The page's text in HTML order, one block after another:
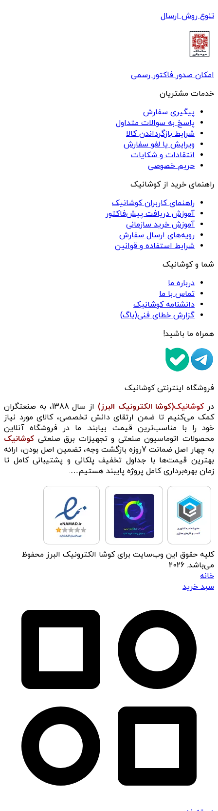
تنوع روش ارسال
امکان صدور فاکتور رسمی
خدمات مشتریان
پیگیری سفارش
پاسخ به سوالات متداول
شرایط بازگرداندن کالا
ویرایش یا لغو سفارش
انتقادات و شکایات
حریم خصوصی
راهنمای خرید از کوشانیک
راهنمای کاربران کوشانیک
آموزش دریافت پیش‌فاکتور
آموزش خرید سازمانی
رویه‌های ارسال سفارش
شرایط استفاده و قوانین
شما و کوشانیک
درباره ما
تماس با ما
دانشنامه کوشانیک
گزارش خطای فنی(باگ)
همراه ما باشید!
فروشگاه اینترنتی کوشانیک
در کوشانیک(کوشا الکترونیک البرز)
از سال 1388، به صنعتگران
کمک می‌کنیم تا ضمن ارتقای دانش تخصصی، کالای مورد نیاز
خود را با مناسب‌ترین قیمت بیابند. ما در فروشگاه آنلاین
محصولات اتوماسیون صنعتی و تجهیزات برق صنعتی کوشانیک
به چهار اصل ضمانت 7روزه بازگشت وجه، تضمین اصل بودن، ارائه
بهترین قیمت‌ها با جداول تخفیف پلکانی و پشتیبانی کامل تا
زمان بهره‌برداری کامل پروژه پایبند هستیم….
کلیه حقوق این وب‌سایت برای کوشا الکترونیک البرز محفوظ
می‌باشد. 2026
خانه
سبد خرید